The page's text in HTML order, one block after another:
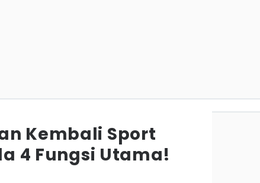
Kembali Sport
4 Fungsi Utama!